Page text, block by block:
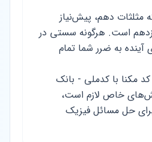
مثلثات دهم، پیش‌نیاز
است. هرگونه سستی در
به ضرر شما تمام
مکنا با کدملی - بانک
خاص لازم است،
حل مسائل فیزیک